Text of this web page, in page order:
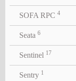
SOFA RPC 4
Seata 6
Sentinel 17
Sentry 1